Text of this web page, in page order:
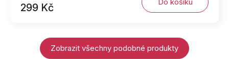
299 Kč
Zobrazit všechny podobné produkty